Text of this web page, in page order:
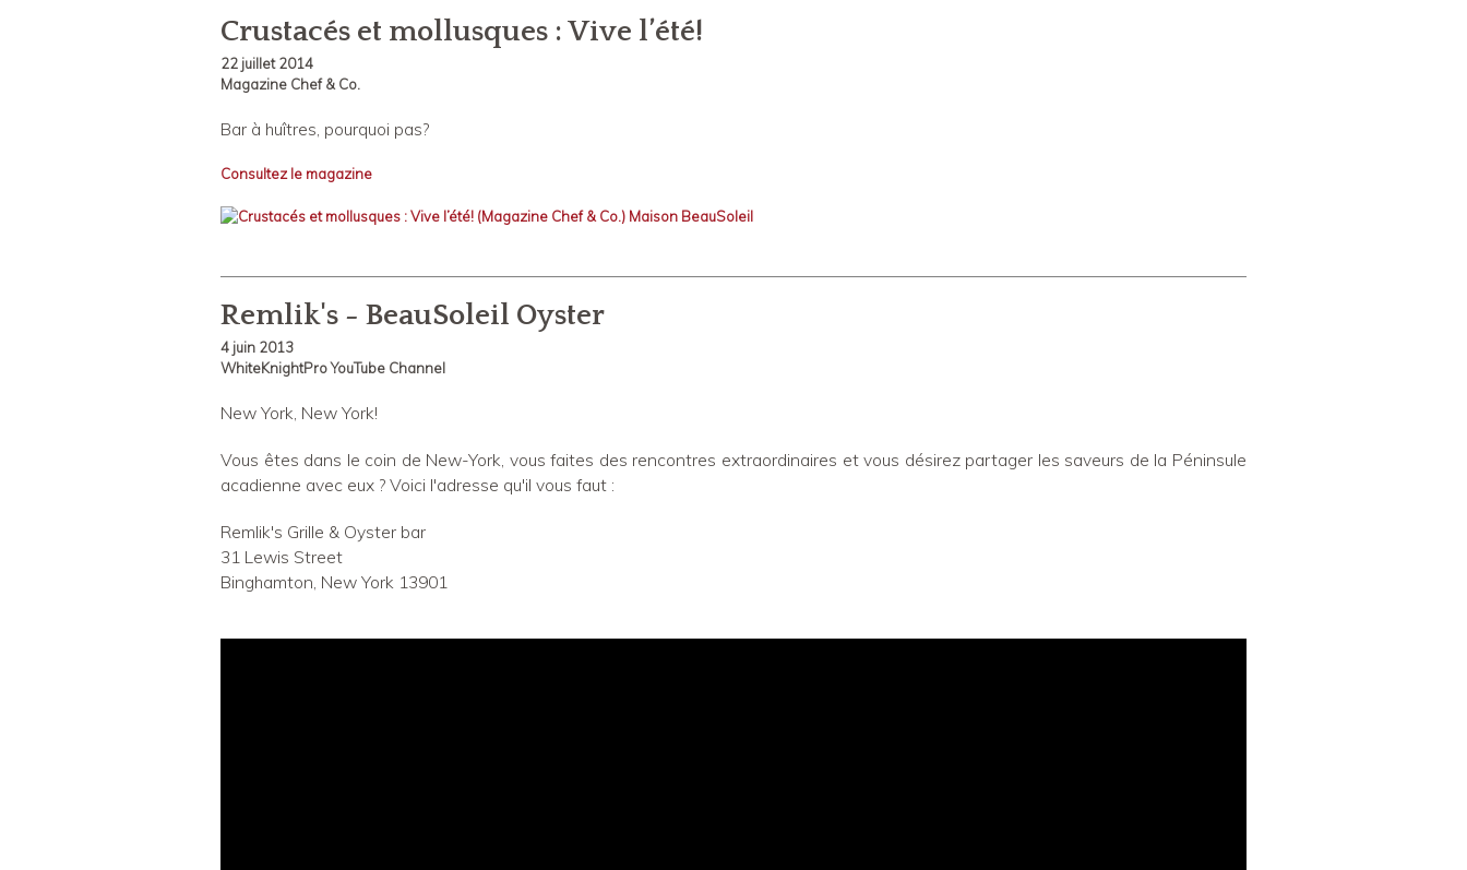
Crustacés et mollusques : Vive l’été!
22 juillet 2014
Magazine Chef & Co.
Bar à huîtres, pourquoi pas?
Consultez le magazine
Remlik's - BeauSoleil Oyster
4 juin 2013
WhiteKnightPro YouTube Channel
New York, New York!
Vous êtes dans le coin de New-York, vous faites des rencontres extraordinaires et vous désirez partager les saveurs de la Péninsule
acadienne avec eux ? Voici l'adresse qu'il vous faut :
Remlik's Grille & Oyster bar
31 Lewis Street
Binghamton, New York 13901